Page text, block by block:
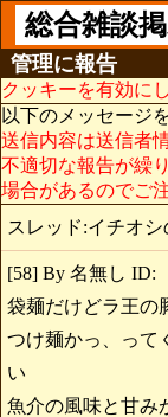
総合雑談
管理に報告
クッキーを有効に
以下のメッセージ
送信内容は送信者
不適切な報告が繰
場合があるのでご
スレッド:イチオ
[58] By 名無し ID:
袋麺だけどラ王の
つけ麺かっ、って
い
魚介の風味と甘み